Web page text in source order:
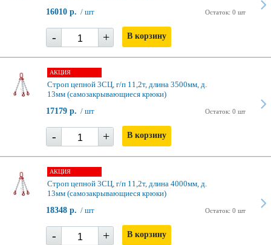
Остаток: 0 шт
16010 р. / шт
- + В корзину
АКЦИЯ
Строп цепной 3СЦ, г/п 11,2т, длина 3500мм, д.
13мм (самозакрывающиеся крюки)
Остаток: 0 шт
17179 р. / шт
- + В корзину
АКЦИЯ
Строп цепной 3СЦ, г/п 11,2т, длина 4000мм, д.
13мм (самозакрывающиеся крюки)
Остаток: 0 шт
18348 р. / шт
- + В корзину